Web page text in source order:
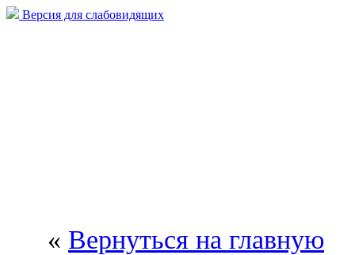
Версия для слабовидящих
« Вернуться на главную